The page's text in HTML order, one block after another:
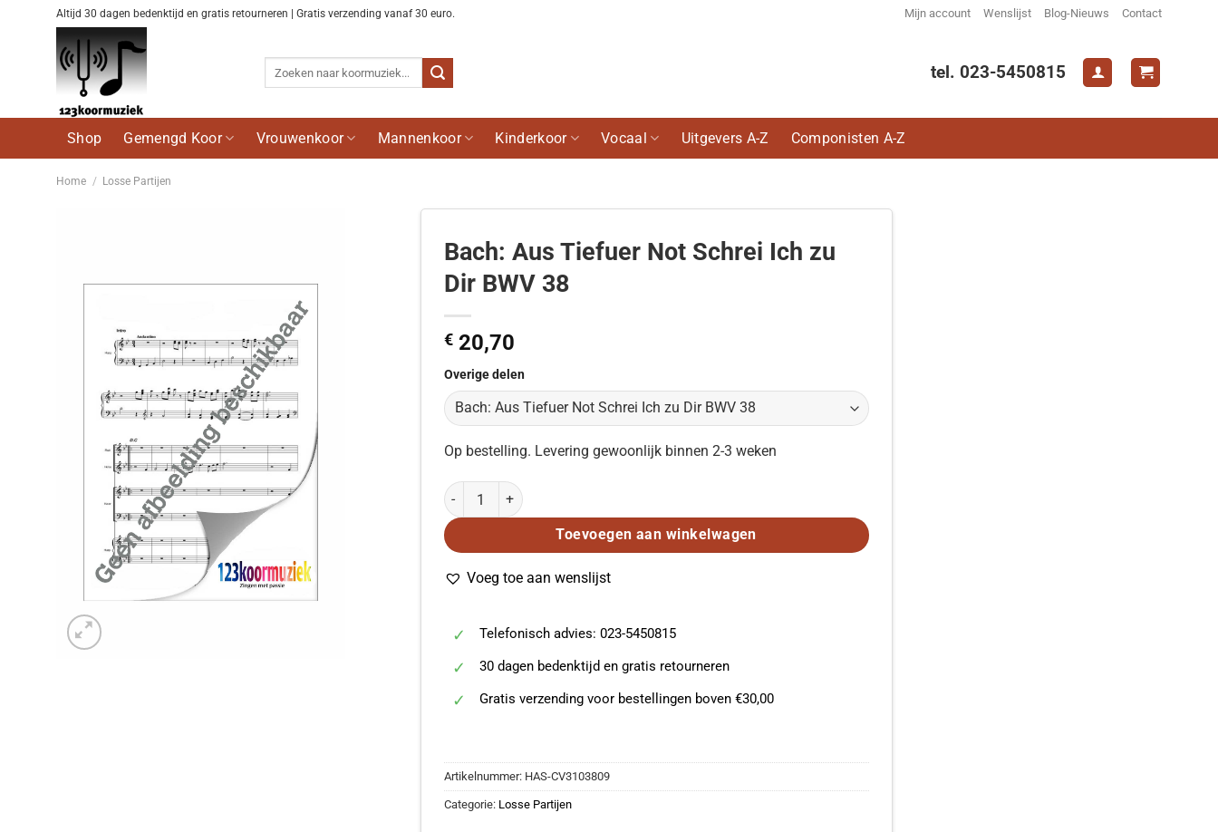
Altijd 30 dagen bedenktijd en gratis retourneren | Gratis verzending vanaf 30 euro. Mijn account Wenslijst Blog-Nieuws Contact
tel. 023-5450815
Shop Gemengd Koor Vrouwenkoor Mannenkoor Kinderkoor Vocaal Uitgevers A-Z Componisten A-Z
Home / Losse Partijen
toe aan
wenslijst
Bach: Aus Tiefuer Not Schrei Ich zu
Dir BWV 38
€20,70
Overige delen
Op bestelling. Levering gewoonlijk binnen 2-3 weken
Bach: Aus Tiefuer Not Schrei Ich zu Dir BWV 38 aantal
Toevoegen aan winkelwagen
Voeg toe aan wenslijst
Telefonisch advies: 023-5450815
30 dagen bedenktijd en gratis retourneren
Gratis verzending voor bestellingen boven €30,00
Artikelnummer: HAS-CV3103809
Categorie: Losse Partijen